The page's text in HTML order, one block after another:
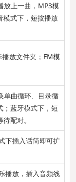
放上一曲，MP3模
模式下，短按播放
播放文件夹；FM模
单曲循环、目录循
；蓝牙模式下，短
配对。
下插入话筒即可扩
播放，插入音频线